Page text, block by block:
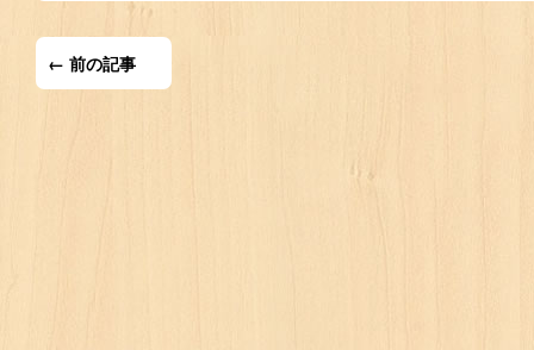
← 前の記事